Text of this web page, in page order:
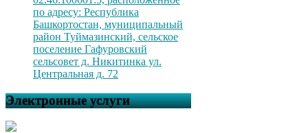
по адресу: Республика
Башкортостан, муниципальный
район Туймазинский, сельское
поселение Гафуровский
сельсовет д. Никитинка ул.
Центральная д. 72
Электронные услуги